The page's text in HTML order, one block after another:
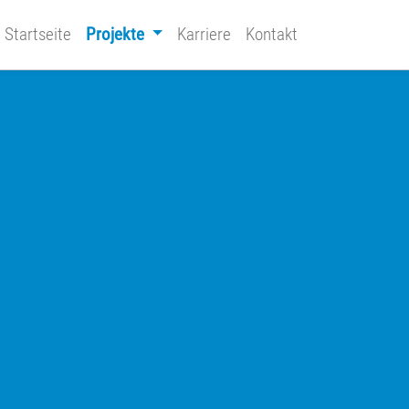
Startseite Projekte Karriere Kontakt